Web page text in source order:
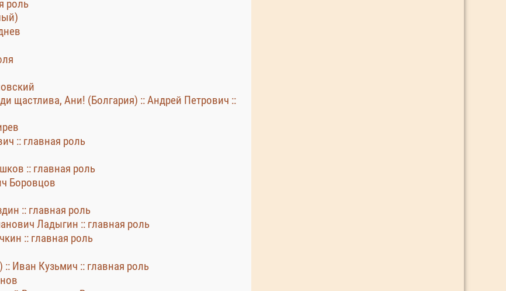
роль
щастлива, Ани! (Болгария) :: Андрей Петрович ::
:: главная роль
:: главная роль
Боровцов
:: главная роль
Ладыгин :: главная роль
:: главная роль
Иван Кузьмич :: главная роль